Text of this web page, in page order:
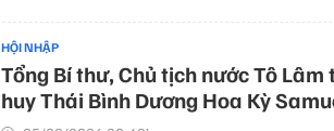
HỘI NHẬP
Tổng Bí thư, Chủ tịch nước Tô Lâm
huy Thái Bình Dương Hoa Kỳ